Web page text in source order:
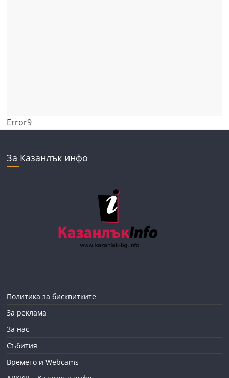
Error9
За Казанлък инфо
Политика за бисквитките
За реклама
За нас
Събития
Времето и Webcams